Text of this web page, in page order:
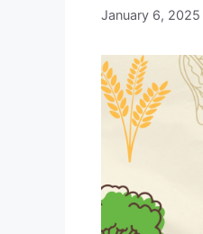
January 6, 2025